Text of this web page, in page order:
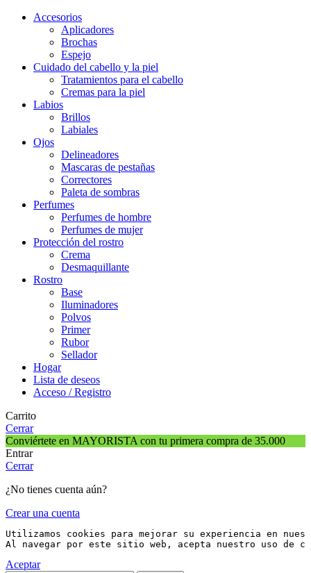
Accesorios
Aplicadores
Brochas
Espejo
Cuidado del cabello y la piel
Tratamientos para el cabello
Cremas para la piel
Labios
Brillos
Labiales
Ojos
Delineadores
Mascaras de pestañas
Correctores
Paleta de sombras
Perfumes
Perfumes de hombre
Perfumes de mujer
Protección del rostro
Crema
Desmaquillante
Rostro
Base
Iluminadores
Polvos
Primer
Rubor
Sellador
Hogar
Lista de deseos
Acceso / Registro
Carrito
Cerrar
Conviértete en MAYORISTA con tu primera compra de 35.000
Entrar
Cerrar
¿No tienes cuenta aún?
Crear una cuenta
Utilizamos cookies para mejorar su experiencia en
Al navegar por este sitio web, acepta nuestro uso de
Aceptar